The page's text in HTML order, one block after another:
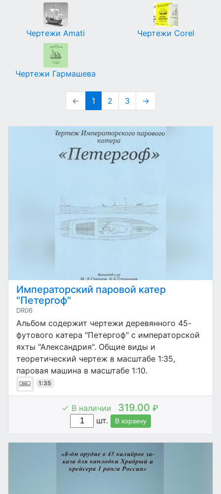
Чертежи Amati Чертежи Corel
Чертежи Гармашева
← 1 2 3 →
Императорский паровой катер
"Петергоф"
DR06
Альбом содержит чертежи деревянного 45-
футового катера "Петергоф" с императорской
яхты "Александрия". Общие виды и
теоретический чертеж в масштабе 1:35,
паровая машина в масштабе 1:10.
1:35
В наличии 319.00 ₽
шт.
В корзину